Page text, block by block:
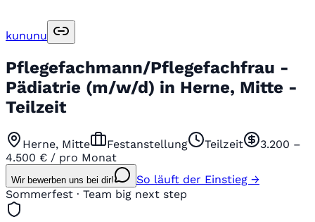
kununu
Pflegefachmann/Pflegefachfrau -
Pädiatrie (m/w/d) in Herne, Mitte -
Teilzeit
Herne, Mitte Festanstellung Teilzeit
3.200 –
4.500 € / pro Monat
Wir bewerben uns bei dir!
So läuft der Einstieg →
Sommerfest · Team big next step